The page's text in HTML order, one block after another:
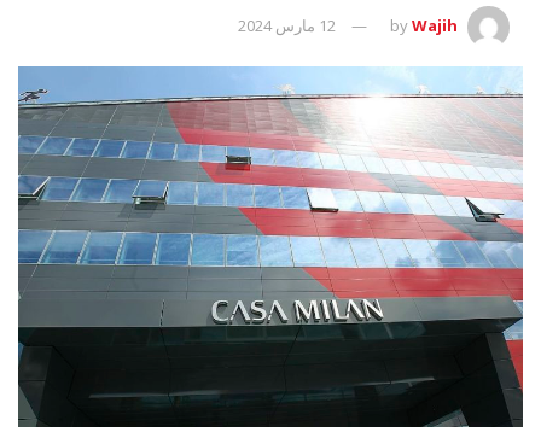
byWajih 12 مارس 2024